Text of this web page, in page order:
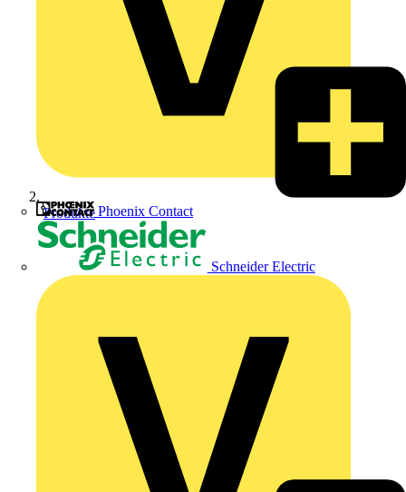
Phoenix Contact
Schneider Electric
Produkte